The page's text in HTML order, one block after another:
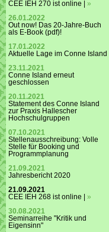
CEE IEH 270 ist online | »
26.01.2022
Out now! Das 20-Jahre-Buch
als E-Book (pdf)!
17.01.2022
Aktuelle Lage im Conne Island
23.11.2021
Conne Island erneut
geschlossen
20.11.2021
Statement des Conne Island
zur Praxis Hallescher
Hochschulgruppen
07.10.2021
Stellenausschreibung: Volle
Stelle für Booking und
Programmplanung
21.09.2021
Jahresbericht 2020
21.09.2021
CEE IEH 268 ist online | »
30.08.2021
Seminarreihe "Kritik und
Eigensinn"